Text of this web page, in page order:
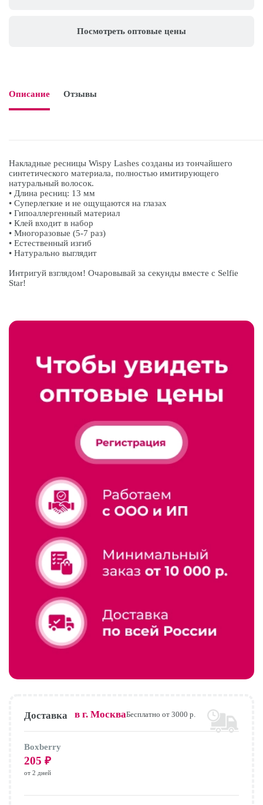
Посмотреть оптовые цены
Описание Отзывы
Накладные ресницы Wispy Lashes созданы из тончайшего
синтетического материала, полностью имитирующего
натуральный волосок.
• Длина ресниц: 13 мм
• Суперлегкие и не ощущаются на глазах
• Гипоаллергенный материал
• Клей входит в набор
• Многоразовые (5-7 раз)
• Естественный изгиб
• Натурально выглядит
Интригуй взглядом! Очаровывай за секунды вместе с Selfie
Star!
Доставка в г. МоскваБесплатно от 3000 р.
Boxberry
205 ₽
от 2 дней